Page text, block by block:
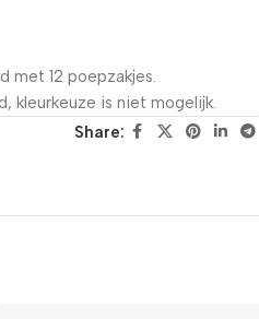
met 12 poepzakjes.
kleurkeuze is niet mogelijk.
Share: